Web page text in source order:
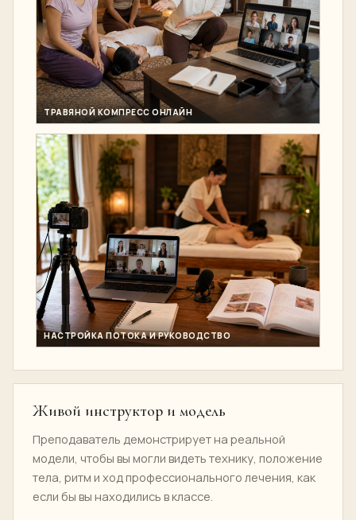
ТРАВЯНОЙ КОМПРЕСС ОНЛАЙН
НАСТРОЙКА ПОТОКА И РУКОВОДСТВО
Живой инструктор и модель
Преподаватель демонстрирует на реальной
модели, чтобы вы могли видеть технику, положение
тела, ритм и ход профессионального лечения, как
если бы вы находились в классе.